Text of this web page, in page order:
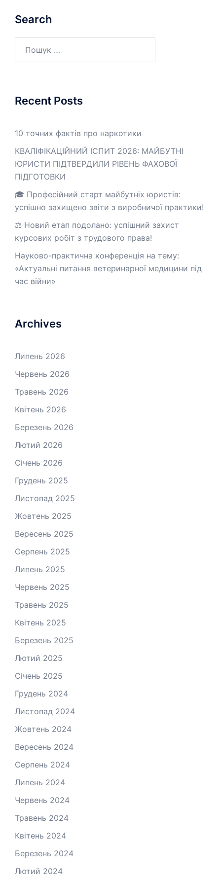
Search
Recent Posts
10 точних фактів про наркотики
КВАЛІФІКАЦІЙНИЙ ІСПИТ 2026: МАЙБУТНІ
ЮРИСТИ ПІДТВЕРДИЛИ РІВЕНЬ ФАХОВОЇ
ПІДГОТОВКИ
🎓 Професійний старт майбутніх юристів:
успішно захищено звіти з виробничої практики!
⚖️ Новий етап подолано: успішний захист
курсових робіт з трудового права!
Науково-практична конференція на тему:
«Актуальні питання ветеринарної медицини під
час війни»
Archives
Липень 2026
Червень 2026
Травень 2026
Квітень 2026
Березень 2026
Лютий 2026
Січень 2026
Грудень 2025
Листопад 2025
Жовтень 2025
Вересень 2025
Серпень 2025
Липень 2025
Червень 2025
Травень 2025
Квітень 2025
Березень 2025
Лютий 2025
Січень 2025
Грудень 2024
Листопад 2024
Жовтень 2024
Вересень 2024
Серпень 2024
Липень 2024
Червень 2024
Травень 2024
Квітень 2024
Березень 2024
Лютий 2024